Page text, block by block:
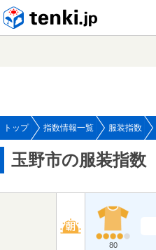
トップ 指数情報一覧 服装指数
玉野市の服装指数
80